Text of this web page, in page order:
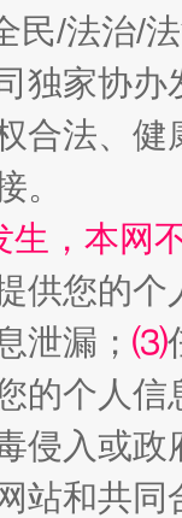
生
民/法治/
独家协
合法、
。
生，本网
供您的个
泄漏； ⑶
的个人
侵入或
站和共